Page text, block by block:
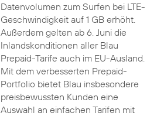
Datenvolumen zum Surfen bei LTE-
Geschwindigkeit auf 1 GB erhöht.
Außerdem gelten ab 6. Juni die
Inlandskonditionen aller Blau
Prepaid-Tarife auch im EU-Ausland.
Mit dem verbesserten Prepaid-
Portfolio bietet Blau insbesondere
preisbewussten Kunden eine
Auswahl an einfachen Tarifen mit